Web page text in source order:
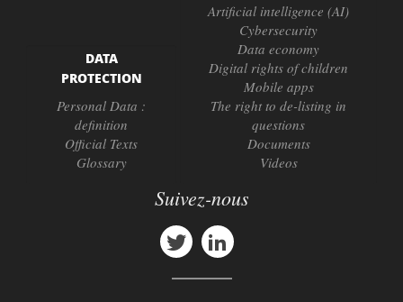
DATA
PROTECTION
Personal Data :
definition
Official Texts
Glossary
Artificial intelligence (AI)
Cybersecurity
Data economy
Digital rights of children
Mobile apps
The right to de-listing in
questions
Documents
Videos
Suivez-nous